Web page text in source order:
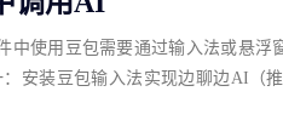
中使用豆包需要通过输入法或悬浮
安装豆包输入法实现边聊边AI（